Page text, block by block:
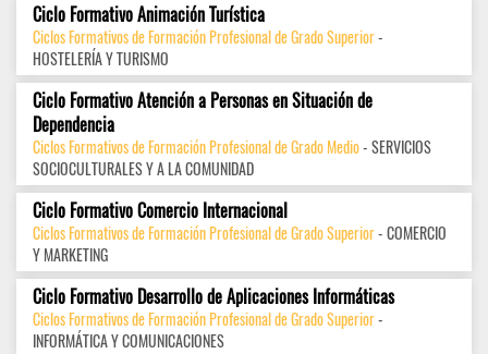
Ciclo Formativo Animación Turística
Ciclos Formativos de Formación Profesional de Grado Superior-
HOSTELERÍA Y TURISMO
Ciclo Formativo Atención a Personas en Situación de
Dependencia
Ciclos Formativos de Formación Profesional de Grado Medio- SERVICIOS
SOCIOCULTURALES Y A LA COMUNIDAD
Ciclo Formativo Comercio Internacional
Ciclos Formativos de Formación Profesional de Grado Superior- COMERCIO
Y MARKETING
Ciclo Formativo Desarrollo de Aplicaciones Informáticas
Ciclos Formativos de Formación Profesional de Grado Superior-
INFORMÁTICA Y COMUNICACIONES